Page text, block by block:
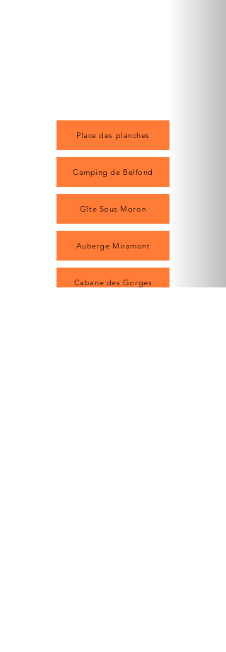
Place des planches
Camping de Belfond
Gîte Sous Moron
Auberge Miramont
Cabane des Gorges